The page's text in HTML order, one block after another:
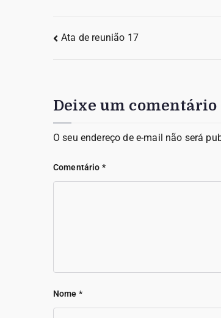
Ata de reunião 17
Deixe um comentário
O seu endereço de e-mail não será
Comentário *
Nome *